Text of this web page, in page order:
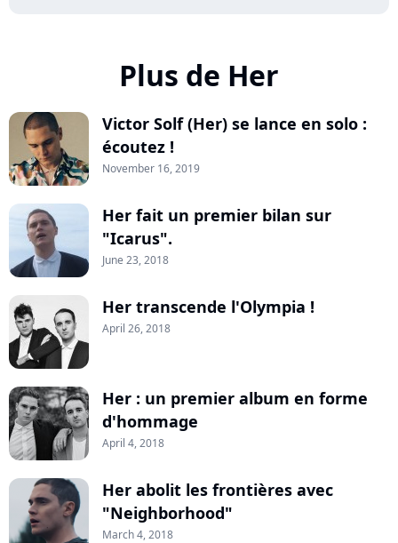
Plus de Her
Victor Solf (Her) se lance en solo :
écoutez !
November 16, 2019
Her fait un premier bilan sur
"Icarus".
June 23, 2018
Her transcende l'Olympia !
April 26, 2018
Her : un premier album en forme
d'hommage
April 4, 2018
Her abolit les frontières avec
"Neighborhood"
March 4, 2018